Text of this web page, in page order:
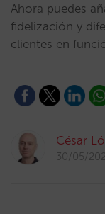
Ahora puedes
fidelización y
clientes en
César
30/05/